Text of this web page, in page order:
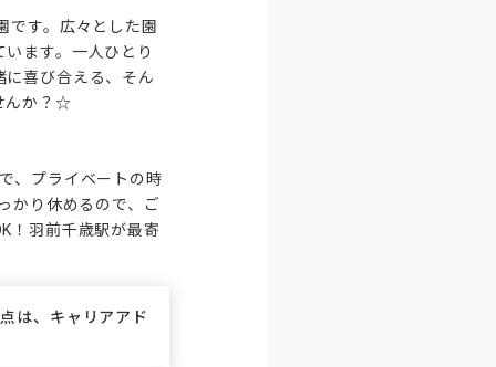
です。広々とした園
ます。一人ひとり
喜び合える、そん
んか？☆
、プライベートの時
かり休めるので、ご
！羽前千歳駅が最寄
は、キャリアアド